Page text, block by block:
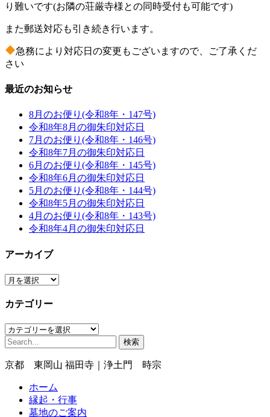
り難いです(お隣の荘厳寺様との同時受付も可能です)
また郵送対応も引き続き行います。
急務により対応日の変更もございますので、ご了承くだ
さい
最近のお知らせ
8月のお便り(令和8年・147号)
令和8年8月の御朱印対応日
7月のお便り(令和8年・146号)
令和8年7月の御朱印対応日
6月のお便り(令和8年・145号)
令和8年6月の御朱印対応日
5月のお便り(令和8年・144号)
令和8年5月の御朱印対応日
4月のお便り(令和8年・143号)
令和8年4月の御朱印対応日
アーカイブ
ア
カ
ブ
カテゴリー
カ
テ
リ
検
京都 東岡山 福田寺｜浄土門 時宗
ホーム
縁起・行事
墓地のご案内